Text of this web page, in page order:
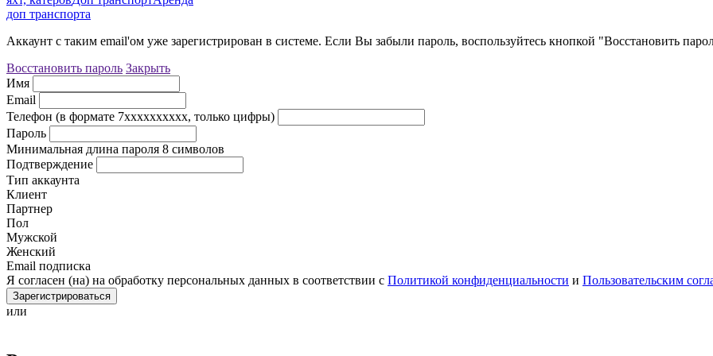
доп транспорта
Аккаунт с таким email'ом уже зарегистрирован в системе. Если Вы забыли пароль, воспользуйтесь кнопкой "Восстановить
Восстановить пароль Закрыть
Имя
Email
Телефон (в формате 7xxxxxxxxxx, только цифры)
Пароль
Минимальная длина пароля 8 символов
Подтверждение
Тип аккаунта
Клиент
Партнер
Пол
Мужской
Женский
Email подписка
Я согласен (на) на обработку персональных данных в соответствии с Политикой конфиденциальности и Пользовательским
Зарегистрироваться
или